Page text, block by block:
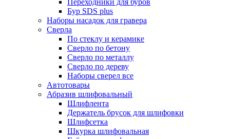
Переходники для буров
Бур SDS plus
Наборы насадок для гравера
Сверла
По стеклу и керамике
Сверло по бетону
Сверло по металлу
Сверло по дереву
Наборы сверел все
Автотовары
Абразив шлифовальный
Шлифлента
Держатель брусок для шлифовки
Шлифсетка
Шкурка шлифовальная